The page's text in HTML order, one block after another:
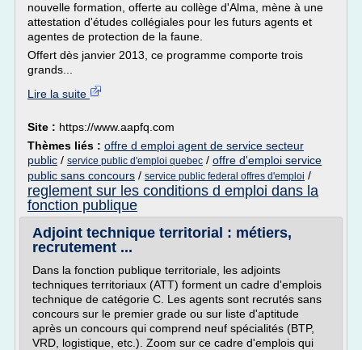
nouvelle formation, offerte au collège d'Alma, mène à une
attestation d'études collégiales pour les futurs agents et
agentes de protection de la faune.
Offert dès janvier 2013, ce programme comporte trois
grands...
Lire la suite
Site : https://www.aapfq.com
Thèmes liés : offre d emploi agent de service secteur
public / service public d'emploi quebec / offre d'emploi service
public sans concours / service public federal offres d'emploi /
reglement sur les conditions d emploi dans la
fonction publique
Adjoint technique territorial : métiers,
recrutement ...
Dans la fonction publique territoriale, les adjoints
techniques territoriaux (ATT) forment un cadre d'emplois
technique de catégorie C. Les agents sont recrutés sans
concours sur le premier grade ou sur liste d'aptitude
après un concours qui comprend neuf spécialités (BTP,
VRD, logistique, etc.). Zoom sur ce cadre d'emplois qui